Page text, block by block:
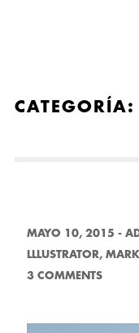
CATEGORÍA:
MAYO 10, 2015 -
LLLUSTRATOR,
3 COMMENTS